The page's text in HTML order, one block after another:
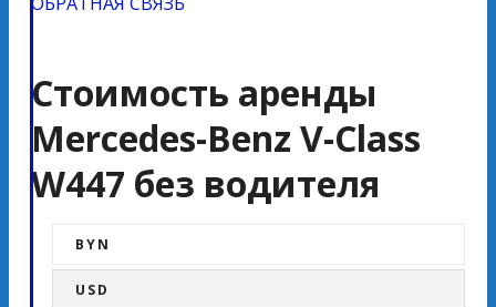
Стоимость аренды
Mercedes-Benz V-Class
W447 без водителя
BYN
USD